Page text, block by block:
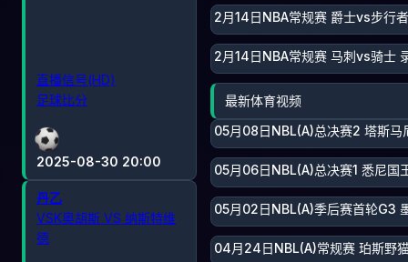
2025-08-30 20:00
直播信号(HD)
足球比分
丹乙
VSK奥胡斯 VS 纳斯特维
德
2月14日NBA常规赛 爵士vs步行
2月14日NBA常规赛 马刺vs骑士
最新体育视频
05月08日NBL(A)总决赛2 塔斯马
05月06日NBL(A)总决赛1 悉尼国
05月02日NBL(A)季后赛首轮G3
04月24日NBL(A)常规赛 珀斯野